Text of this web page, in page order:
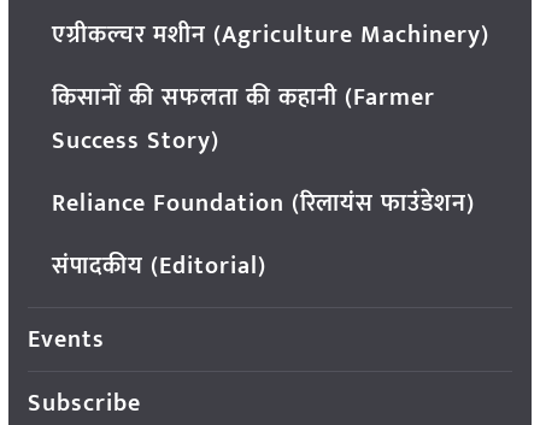
एग्रीकल्चर मशीन (Agriculture Machinery)
किसानों की सफलता की कहानी (Farmer
Success Story)
Reliance Foundation (रिलायंस फाउंडेशन)
संपादकीय (Editorial)
Events
Subscribe